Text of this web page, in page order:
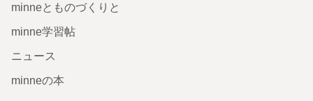
minneとものづくりと
minne学習帖
ニュース
minneの本